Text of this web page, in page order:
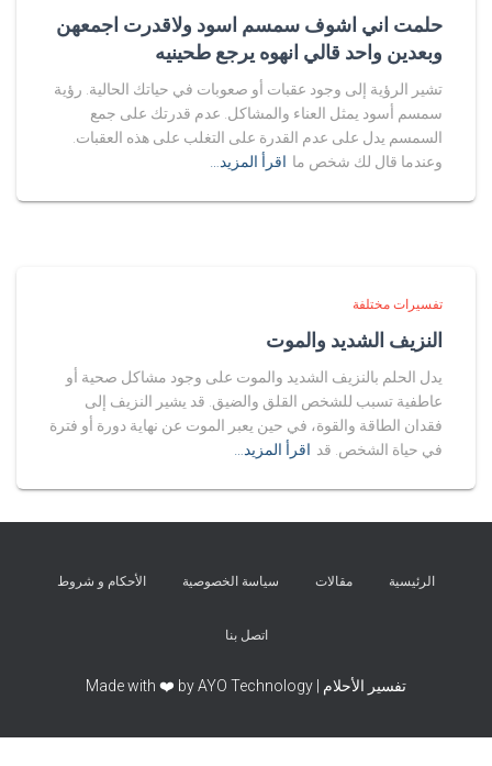
حلمت اني اشوف سمسم اسود ولاقدرت اجمعهن
وبعدين واحد قالي انهوه يرجع طحينيه
تشير الرؤية إلى وجود عقبات أو صعوبات في حياتك الحالية. رؤية
سمسم أسود يمثل العناء والمشاكل. عدم قدرتك على جمع
السمسم يدل على عدم القدرة على التغلب على هذه العقبات.
وعندما قال لك شخص ما اقرأ المزيد…
تفسيرات مختلفة
النزيف الشديد والموت
يدل الحلم بالنزيف الشديد والموت على وجود مشاكل صحية أو
عاطفية تسبب للشخص القلق والضيق. قد يشير النزيف إلى
فقدان الطاقة والقوة، في حين يعبر الموت عن نهاية دورة أو فترة
في حياة الشخص. قد اقرأ المزيد…
الرئيسية مقالات سياسة الخصوصية الأحكام و شروط
اتصل بنا
تفسير الأحلام | Made with ❤️ by AYO Technology